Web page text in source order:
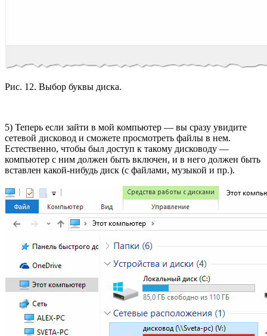
Рис. 12. Выбор буквы диска.
5) Теперь если зайти в мой компьютер — вы сразу увидите
сетевой дисковод и сможете просмотреть файлы в нем.
Естественно, чтобы был доступ к такому дисководу —
компьютер с ним должен быть включен, и в него должен быть
вставлен какой-нибудь диск (с файлами, музыкой и пр.).